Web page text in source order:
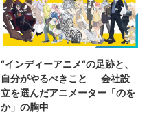
“インディーアニメ“の足跡と、
自分がやるべきこと──会社設
立を選んだアニメーター「のを
か」の胸中